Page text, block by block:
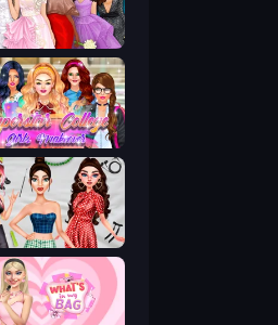
Model Dress Up Girl
Brat Girl Summer